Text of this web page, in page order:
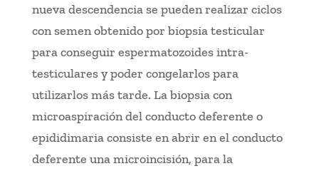
nueva descendencia se pueden realizar ciclos
con semen obtenido por biopsia testicular
para conseguir espermatozoides intra-
testiculares y poder congelarlos para
utilizarlos más tarde. La biopsia con
microaspiración del conducto deferente o
epididimaria consiste en abrir en el conducto
deferente una microincisión, para la